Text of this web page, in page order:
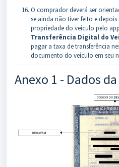
O comprador deverá ser
se ainda não tiver feito e
propriedade do veículo pelo
Transferência Digital do
pagar a taxa de transferência
documento do veículo em seu
Anexo 1 - Dados da